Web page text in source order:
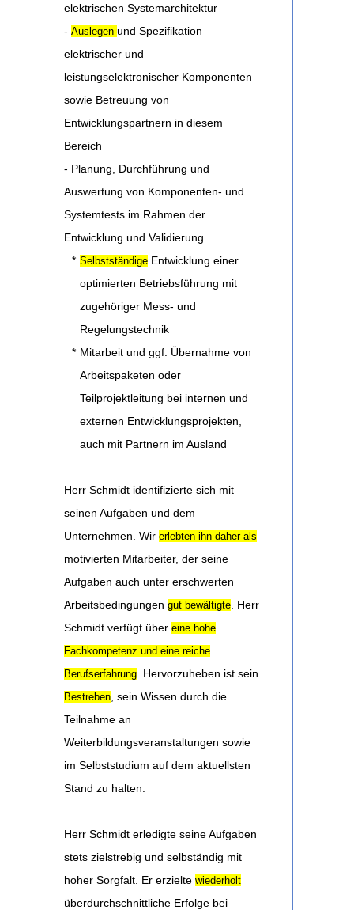
elektrischen Systemarchitektur
- Auslegen und Spezifikation
elektrischer und
leistungselektronischer Komponenten
sowie Betreuung von
Entwicklungspartnern in diesem
Bereich
- Planung, Durchführung und
Auswertung von Komponenten- und
Systemtests im Rahmen der
Entwicklung und Validierung
* Selbstständige Entwicklung einer
optimierten Betriebsführung mit
zugehöriger Mess- und
Regelungstechnik
* Mitarbeit und ggf. Übernahme von
Arbeitspaketen oder
Teilprojektleitung bei internen und
externen Entwicklungsprojekten,
auch mit Partnern im Ausland
Herr Schmidt identifizierte sich mit
seinen Aufgaben und dem
Unternehmen. Wir erlebten ihn daher als
motivierten Mitarbeiter, der seine
Aufgaben auch unter erschwerten
Arbeitsbedingungen gut bewältigte . Herr
Schmidt verfügt über eine hohe
Fachkompetenz und eine reiche
Berufserfahrung . Hervorzuheben ist sein
Bestreben , sein Wissen durch die
Teilnahme an
Weiterbildungsveranstaltungen sowie
im Selbststudium auf dem aktuellsten
Stand zu halten.
Herr Schmidt erledigte seine Aufgaben
stets zielstrebig und selbständig mit
hoher Sorgfalt. Er erzielte wiederholt
überdurchschnittliche Erfolge bei